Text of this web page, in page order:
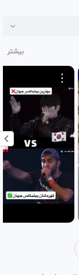
بیشتر